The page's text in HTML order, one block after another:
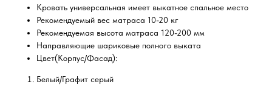
Кровать универсальная имеет выкатное спальное место
Рекомендуемый вес матраса 10-20 кг
Рекомендуемая высота матраса 120-200 мм
Направляющие шариковые полного выката
Цвет(Корпус/Фасад):
Белый/Графит серый